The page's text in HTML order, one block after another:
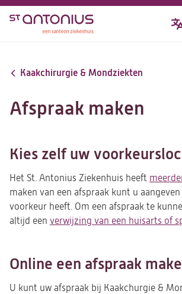
Overslaan
inhoud
Kaakchirurgie & Mondziekten
Afspraak maken
Kies zelf uw
Het St. Antonius Ziekenhuis heeft
maken van een afspraak kunt u
voorkeur heeft. Om een afspraak te
altijd een verwijzing van een huisarts of
Online een afspraak
U kunt uw afspraak bij Kaakchurgie &